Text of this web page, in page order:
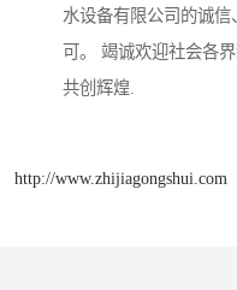
水设备有限公司的诚
可。 竭诚欢迎社会各
共创辉煌.
http://www.zhijiagongshui.com